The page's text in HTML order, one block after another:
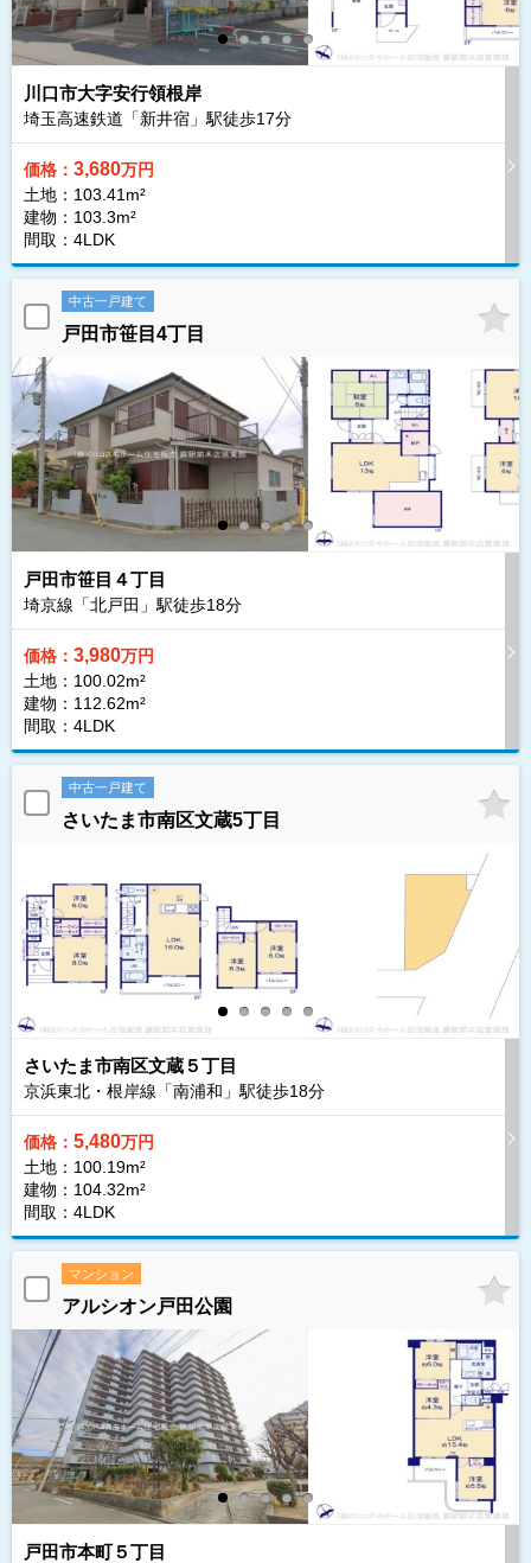
川口市大字安行領根岸
埼玉高速鉄道「新井宿」駅徒歩17分
価格： 3,680万円
土地：103.41m²
建物：103.3m²
間取：4LDK
中古一戸建て
戸田市笹目4丁目
戸田市笹目４丁目
埼京線「北戸田」駅徒歩18分
価格： 3,980万円
土地：100.02m²
建物：112.62m²
間取：4LDK
中古一戸建て
さいたま市南区文蔵5丁目
さいたま市南区文蔵５丁目
京浜東北・根岸線「南浦和」駅徒歩18分
価格： 5,480万円
土地：100.19m²
建物：104.32m²
間取：4LDK
マンション
アルシオン戸田公園
戸田市本町５丁目